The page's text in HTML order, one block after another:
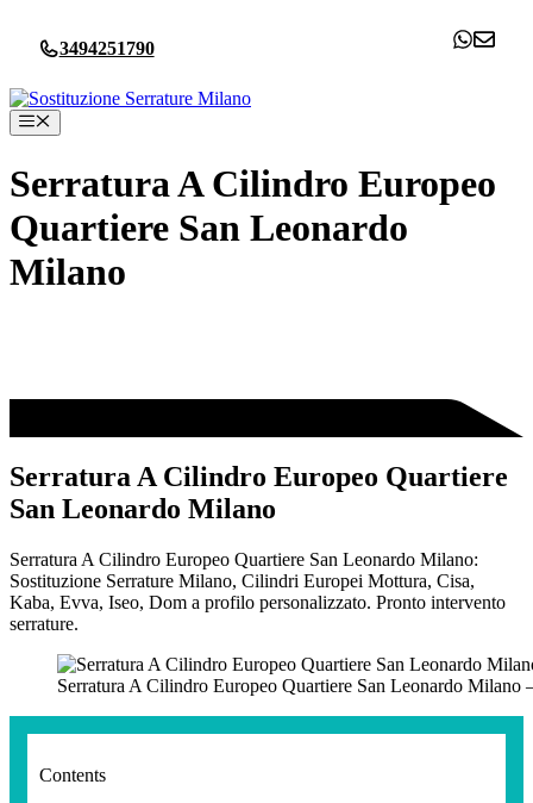
contenuto
3494251790
Menu
Serratura A Cilindro Europeo
Quartiere San Leonardo
Milano
Serratura A Cilindro Europeo Quartiere
San Leonardo Milano
Serratura A Cilindro Europeo Quartiere San Leonardo Milano:
Sostituzione Serrature Milano, Cilindri Europei Mottura, Cisa,
Kaba, Evva, Iseo, Dom a profilo personalizzato. Pronto intervento
serrature.
Serratura A Cilindro Europeo Quartiere San Leonardo Milano
Contents